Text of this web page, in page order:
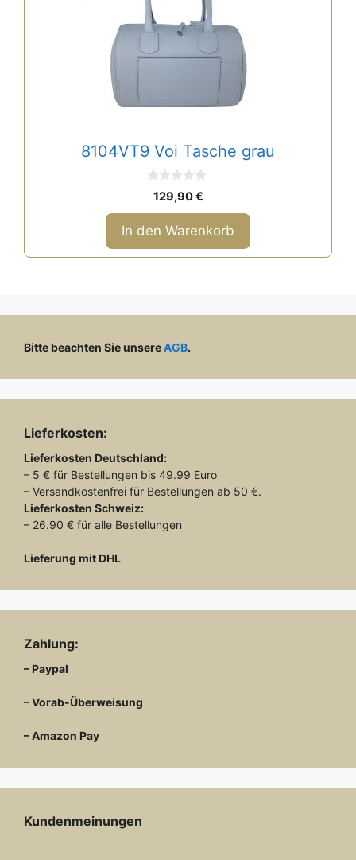
8104VT9 Voi Tasche grau
o
5
129,90€
In den Warenkorb
Bitte beachten Sie unsereAGB.
Lieferkosten:
Lieferkosten Deutschland:
– 5 € für Bestellungen bis 49.99 Euro
– Versandkostenfrei für Bestellungen ab 50 €.
Lieferkosten Schweiz:
– 26.90 € für alle Bestellungen
Lieferung mit DHL
Zahlung:
– Paypal
– Vorab-Überweisung
– Amazon Pay
Kundenmeinungen